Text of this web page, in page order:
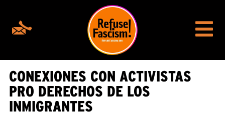
CONEXIONES CON ACTIVISTAS
PRO DERECHOS DE LOS
INMIGRANTES